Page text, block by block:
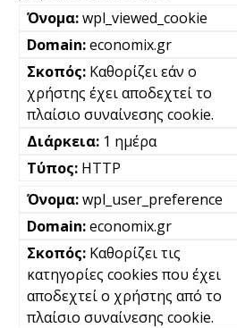
wpl_viewed_cookie
economix.gr
Καθορίζει εάν ο
χρήστης έχει αποδεχτεί το
πλαίσιο συναίνεσης cookie.
1 ημέρα
HTTP
wpl_user_preference
economix.gr
Καθορίζει τις
κατηγορίες cookies που έχει
αποδεχτεί ο χρήστης από το
πλαίσιο συναίνεσης cookie.